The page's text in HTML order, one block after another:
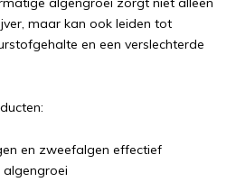
maar kan ook leiden tot
en een verslechterde
en zweefalgen effectief